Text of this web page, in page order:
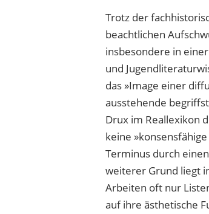
Trotz der
beachtlichen
insbesondere in
und
das »Image einer
ausstehende
Drux im Reallexikon
keine
Terminus durch
weiterer Grund liegt
Arbeiten oft nur
auf ihre ästhetische